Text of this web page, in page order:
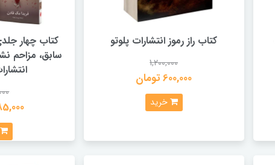
کتاب راز رموز انتشارات پلوتو
1,200,000
600,000 تومان
خرید
کتاب چهار
سابق، مزاحم
985,000
خرید